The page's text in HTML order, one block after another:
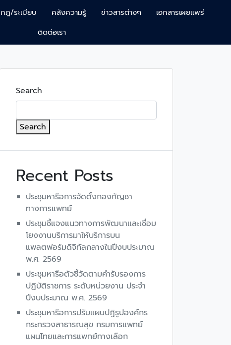
กฎ/ระเบียบ คลังความรู้ ข่าวสารต่างๆ
เอกสารเผยแพร่
ติดต่อเรา
Search
Search
Recent Posts
ประชุมหารือการจัดตั้งกองกัญชา
ทางการแพทย์
ประชุมชี้แจงแนวทางการพัฒนาและเชื่อม
โยงงานบริการมาให้บริการบน
แพลตฟอร์มดิจิทัลกลางในปีงบประมาณ
พ.ศ. 2569
ประชุมหารือตัวชี้วัดตามคำรับรองการ
ปฏิบัติราชการ ระดับหน่วยงาน ประจำ
ปีงบประมาณ พ.ศ. 2569
ประชุมหารือการปรับแผนปฎิรูปองค์กร
กระทรวงสาธารณสุข กรมการแพทย์
แผนไทยและการแพทย์ทางเลือก